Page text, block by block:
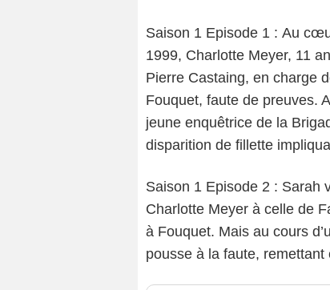
Saison 1 Episode 1 : Au
1999, Charlotte Meyer, 11
Pierre Castaing, en charge
Fouquet, faute de preuves.
jeune enquêtrice de la
disparition de fillette
Saison 1 Episode 2 : Sarah
Charlotte Meyer à celle de
à Fouquet. Mais au cours
pousse à la faute, remettant